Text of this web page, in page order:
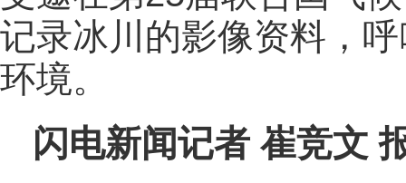
记录冰川的影像资料，
环境。
闪电新闻记者 崔竞文